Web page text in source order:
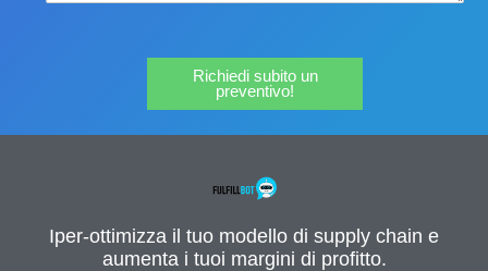
Richiedi subito un
preventivo!
Iper-ottimizza il tuo modello di supply chain e
aumenta i tuoi margini di profitto.